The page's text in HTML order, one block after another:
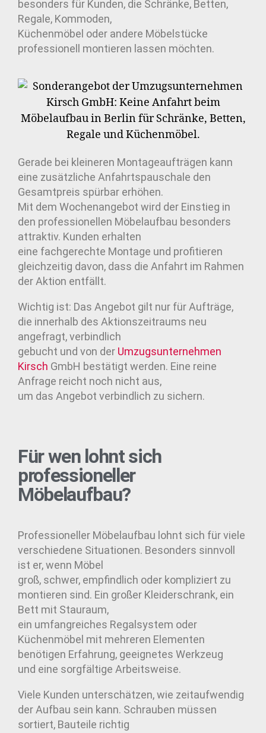
besonders für Kunden, die Schränke, Betten,
Regale, Kommoden,
Küchenmöbel oder andere Möbelstücke
professionell montieren lassen möchten.
Gerade bei kleineren Montageaufträgen kann
eine zusätzliche Anfahrtspauschale den
Gesamtpreis spürbar erhöhen.
Mit dem Wochenangebot wird der Einstieg in
den professionellen Möbelaufbau besonders
attraktiv. Kunden erhalten
eine fachgerechte Montage und profitieren
gleichzeitig davon, dass die Anfahrt im Rahmen
der Aktion entfällt.
Wichtig ist: Das Angebot gilt nur für Aufträge,
die innerhalb des Aktionszeitraums neu
angefragt, verbindlich
gebucht und von der Umzugsunternehmen
Kirsch GmbH bestätigt werden. Eine reine
Anfrage reicht noch nicht aus,
um das Angebot verbindlich zu sichern.
Für wen lohnt sich
professioneller
Möbelaufbau?
Professioneller Möbelaufbau lohnt sich für viele
verschiedene Situationen. Besonders sinnvoll
ist er, wenn Möbel
groß, schwer, empfindlich oder kompliziert zu
montieren sind. Ein großer Kleiderschrank, ein
Bett mit Stauraum,
ein umfangreiches Regalsystem oder
Küchenmöbel mit mehreren Elementen
benötigen Erfahrung, geeignetes Werkzeug
und eine sorgfältige Arbeitsweise.
Viele Kunden unterschätzen, wie zeitaufwendig
der Aufbau sein kann. Schrauben müssen
sortiert, Bauteile richtig